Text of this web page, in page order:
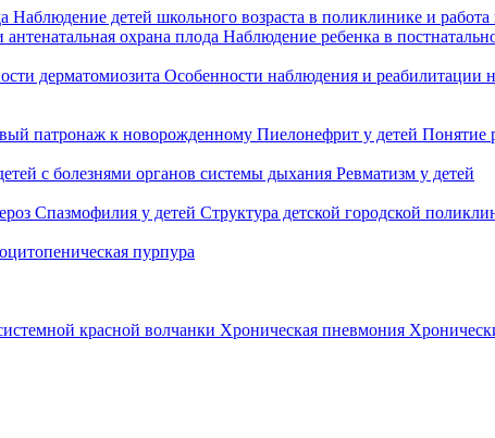
Наблюдение детей школьного возраста в поликлинике и работа
охрана плода Наблюдение ребенка в
дерматомиозита Особенности наблюдения и
патронаж к новорожденному Пиелонефрит у детей Понятие
с болезнями органов системы дыхания Ревматизм у детей
Спазмофилия у детей Структура детской городской
пурпура
красной волчанки Хроническая пневмония